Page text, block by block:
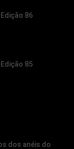
86
85
dos anéis do